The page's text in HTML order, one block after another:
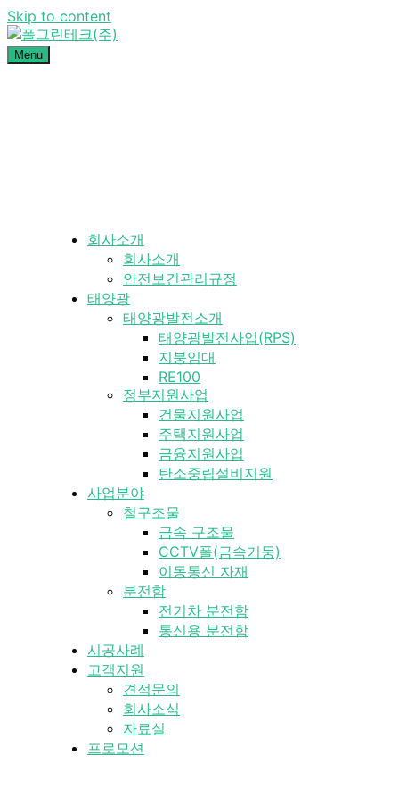
Skip to content
폴그린테크(주)
태양광 발전사업 · 정부지원사업 · 철구조물 설계·시공 전문기
Menu
회사소개
회사소개
안전보건관리규정
태양광
태양광발전소개
태양광발전사업(RPS)
지붕임대
RE100
정부지원사업
건물지원사업
주택지원사업
금융지원사업
탄소중립설비지원
사업분야
철구조물
금속 구조물
CCTV폴(금속기둥)
이동통신 자재
분전함
전기차 분전함
통신용 분전함
시공사례
고객지원
견적문의
회사소식
자료실
프로모션